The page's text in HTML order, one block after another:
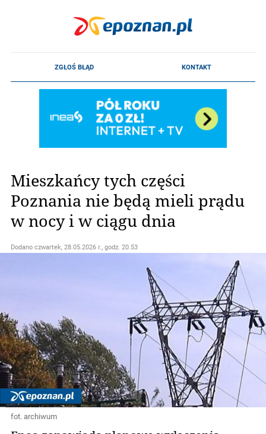
Mieszkańcy tych części
Poznania nie będą mieli prądu
w nocy i w ciągu dnia
Dodano czwartek, 28.05.2026 r., godz. 20.53
fot. archiwum